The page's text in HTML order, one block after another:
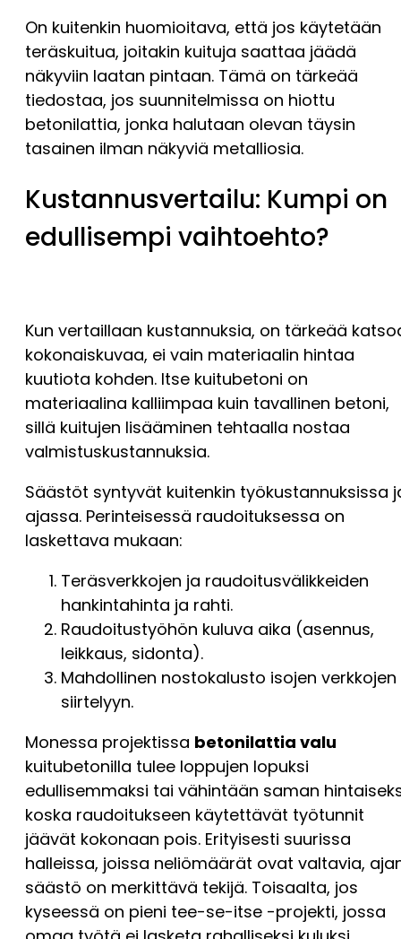
On kuitenkin huomioitava, että jos käytetään
teräskuitua, joitakin kuituja saattaa jäädä
näkyviin laatan pintaan. Tämä on tärkeää
tiedostaa, jos suunnitelmissa on hiottu
betonilattia, jonka halutaan olevan täysin
tasainen ilman näkyviä metalliosia.
Kustannusvertailu: Kumpi on
edullisempi vaihtoehto?
Kun vertaillaan kustannuksia, on tärkeää
kokonaiskuvaa, ei vain materiaalin hintaa
kuutiota kohden. Itse kuitubetoni on
materiaalina kalliimpaa kuin tavallinen betoni,
sillä kuitujen lisääminen tehtaalla nostaa
valmistuskustannuksia.
Säästöt syntyvät kuitenkin työkustannuksissa
ajassa. Perinteisessä raudoituksessa on
laskettava mukaan:
Teräsverkkojen ja raudoitusvälikkeiden
hankintahinta ja rahti.
Raudoitustyöhön kuluva aika (asennus,
leikkaus, sidonta).
Mahdollinen nostokalusto isojen verkkojen
siirtelyyn.
Monessa projektissa betonilattia valu
kuitubetonilla tulee loppujen lopuksi
edullisemmaksi tai vähintään saman
koska raudoitukseen käytettävät työtunnit
jäävät kokonaan pois. Erityisesti suurissa
halleissa, joissa neliömäärät ovat valtavia,
säästö on merkittävä tekijä. Toisaalta, jos
kyseessä on pieni tee-se-itse -projekti, jossa